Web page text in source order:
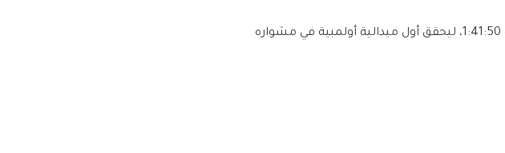
وأنهى ابن مدينة السوقر السباق في المركز الثالث بتوقيت قدره 1:41:50، ليحقق أول ميدالية أولمبية في مشواره